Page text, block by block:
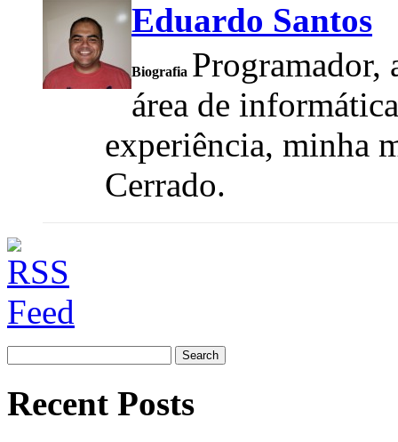
Eduardo Santos
Biografia Programador,
área de
experiência, minha
Cerrado.
for:
Recent Posts